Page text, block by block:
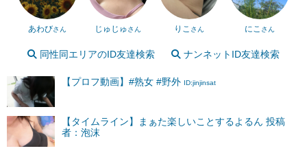
あわびさん じゅじゅさん りこ さん にこ さん
同性同エリアのID友達検索 ナンネットID友達検索
【プロフ動画】#熟女 #野外 ID:jinjinsat
【タイムライン】まぁた楽しいことするよるん 投稿
者：泡沫